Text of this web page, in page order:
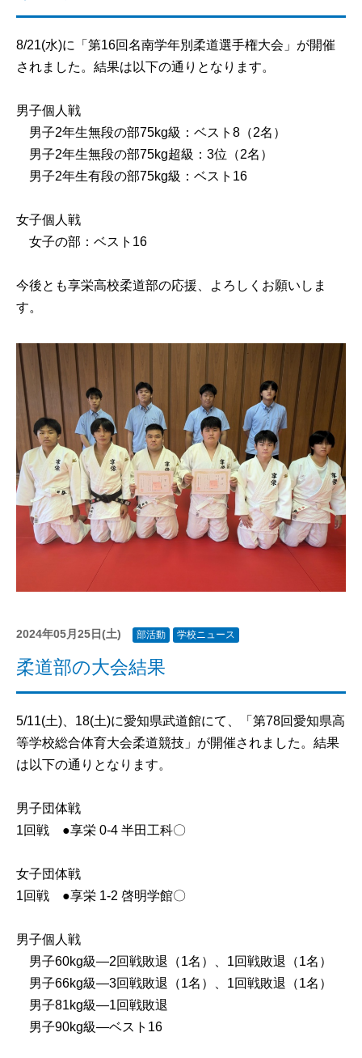
8/21(水)に「第16回名南学年別柔道選手権大会」が開催
されました。結果は以下の通りとなります。
男子個人戦
男子2年生無段の部75kg級：ベスト8（2名）
男子2年生無段の部75kg超級：3位（2名）
男子2年生有段の部75kg級：ベスト16
女子個人戦
女子の部：ベスト16
今後とも享栄高校柔道部の応援、よろしくお願いしま
す。
2024年05月25日(土) 部活動 学校ニュース
柔道部の大会結果
5/11(土)、18(土)に愛知県武道館にて、「第78回愛知県高
等学校総合体育大会柔道競技」が開催されました。結果
は以下の通りとなります。
男子団体戦
1回戦 ●享栄 0-4 半田工科〇
女子団体戦
1回戦 ●享栄 1-2 啓明学館〇
男子個人戦
男子60kg級―2回戦敗退（1名）、1回戦敗退（1名）
男子66kg級―3回戦敗退（1名）、1回戦敗退（1名）
男子81kg級―1回戦敗退
男子90kg級―ベスト16